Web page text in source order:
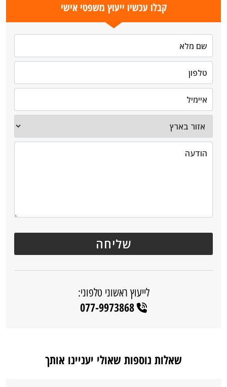
קבלו עכשיו ייעוץ משפטי אישי
לייעוץ ראשוני טלפוני:
077-9973868
שאלות נוספות שאולי יעניינו אותך